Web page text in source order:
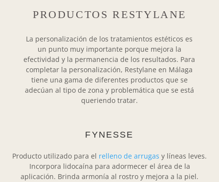
PRODUCTOS RESTYLANE
La personalización de los tratamientos estéticos es
un punto muy importante porque mejora la
efectividad y la permanencia de los resultados. Para
completar la personalización, Restylane en Málaga
tiene una gama de diferentes productos que se
adecúan al tipo de zona y problemática que se está
queriendo tratar.
FYNESSE
Producto utilizado para el relleno de arrugas y líneas leves.
Incorpora lidocaína para adormecer el área de la
aplicación. Brinda armonía al rostro y mejora a la piel.